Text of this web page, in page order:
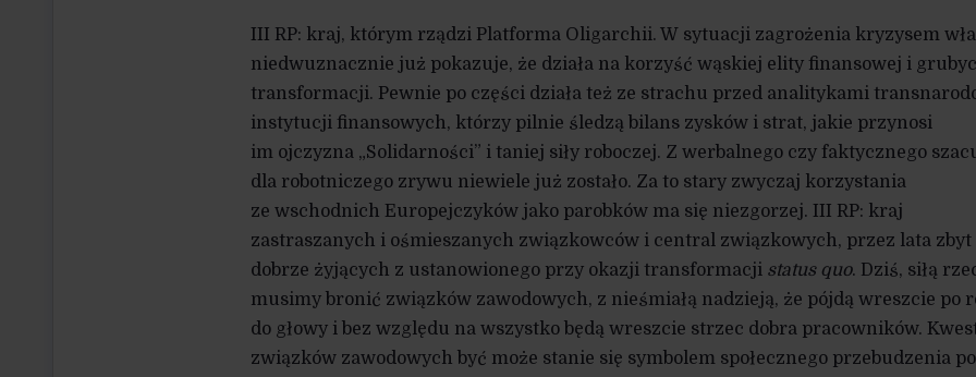
III RP: kraj, którym rządzi Platforma Oligarchii. W sytuacji zagrożenia kryzysem
niedwuznacznie już pokazuje, że działa na korzyść wąskiej elity finansowej i
transformacji. Pewnie po części działa też ze strachu przed analitykami
instytucji finansowych, którzy pilnie śledzą bilans zysków i strat, jakie przynosi
im ojczyzna „Solidarności” i taniej siły roboczej. Z werbalnego czy faktycznego
dla robotniczego zrywu niewiele już zostało. Za to stary zwyczaj korzystania
ze wschodnich Europejczyków jako parobków ma się niezgorzej. III RP: kraj
zastraszanych i ośmieszanych związkowców i central związkowych, przez lata zbyt
dobrze żyjących z ustanowionego przy okazji transformacji status quo. Dziś, siłą
musimy bronić związków zawodowych, z nieśmiałą nadzieją, że pójdą wreszcie po
do głowy i bez względu na wszystko będą wreszcie strzec dobra pracowników.
związków zawodowych być może stanie się symbolem społecznego przebudzenia